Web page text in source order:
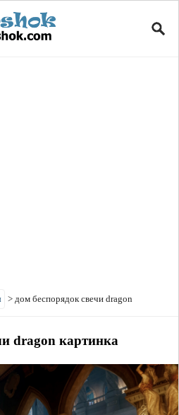
> дом беспорядок свечи dragon
dragon картинка